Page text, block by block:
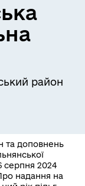
район
та доповнень
серпня 2024
надання на